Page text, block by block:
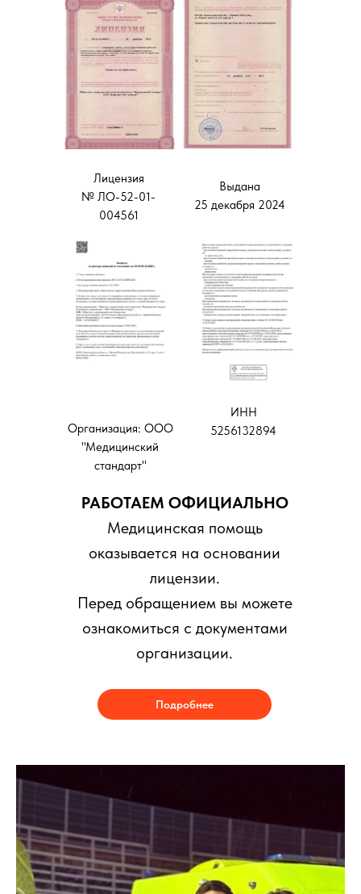
Лицензия
№ ЛО-52-01-
004561
Выдана
25 декабря 2024
Организация: ООО
"Медицинский
стандарт"
ИНН
5256132894
РАБОТАЕМ ОФИЦИАЛЬНО
Медицинская помощь
оказывается на основании
лицензии.
Перед обращением вы можете
ознакомиться с документами
организации.
Подробнее